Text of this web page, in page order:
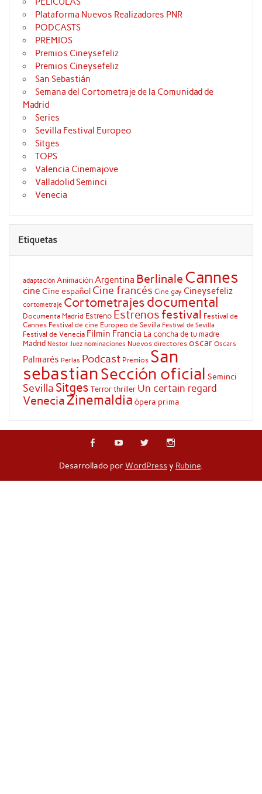
Plataforma Nuevos Realizadores PNR
PODCASTS
PREMIOS
Premios Cineysefeliz
Premios Cineysefeliz
San Sebastián
Semana del Cortometraje de la Comunidad de
Madrid
Series
Sevilla Festival Europeo
Sitges
TOPS
Valencia Cinemajove
Valladolid Seminci
Venecia
Etiquetas
adaptación AnimaciónArgentina Berlinale Cannes
cine Cine español Cine francés Cine gay Cineysefeliz
cortometraje Cortometrajes documental
Documenta Madrid Estreno Estrenos festival Festival de
Cannes Festival de cine Europeo de Sevilla Festival de Sevilla
Festival de Venecia Filmin Francia La concha de tu madre
Madrid Nestor Juez nominaciones Nuevos directores oscar Oscars
Palmarés Perlas Podcast Premios San
sebastianSección oficial Seminci
Sevilla Sitges Terrorthriller Un certain regard
Venecia Zinemaldia ópera prima
Desarrollado por WordPressy Rubine